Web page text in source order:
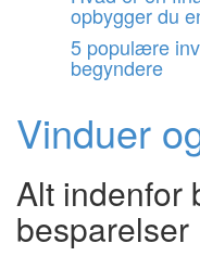
opbygger du
5 populære
begyndere
Vinduer
Alt indenfor
besparelser